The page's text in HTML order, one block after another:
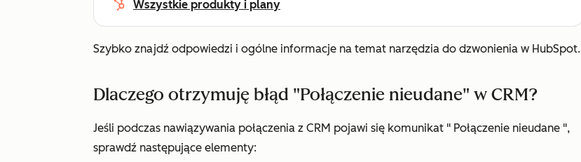
Wszystkie produkty i plany
Szybko znajdź odpowiedzi i ogólne informacje na temat narzędzia do dzwonienia w HubSpot.
Dlaczego otrzymuję błąd "Połączenie nieudane" w CRM?
Jeśli podczas nawiązywania połączenia z CRM pojawi się komunikat " Połączenie nieudane ",
sprawdź następujące elementy: